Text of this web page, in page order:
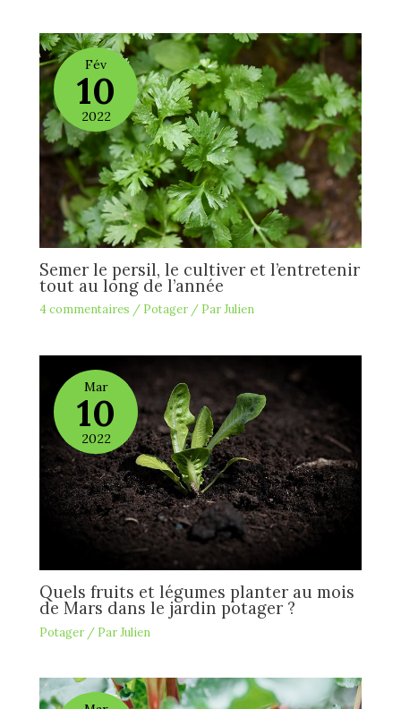
Fév
10
2022
Semer le persil, le cultiver et l’entretenir
tout au long de l’année
4 commentaires / Potager/ ParJulien
Mar
10
2022
Quels fruits et légumes planter au mois
de Mars dans le jardin potager ?
Potager/ ParJulien